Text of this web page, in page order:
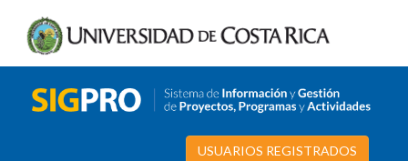
USUARIOS REGISTRADOS